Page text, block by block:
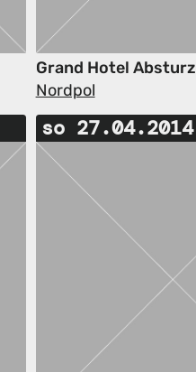
Grand Hotel Absturz
Nordpol
so 27.04.2014